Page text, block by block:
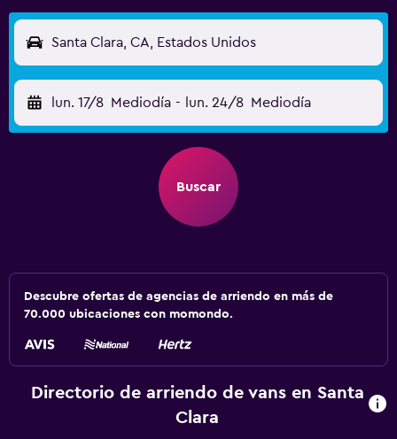
Santa Clara, CA, Estados Unidos
lun. 17/8 Mediodía - lun. 24/8 Mediodía
Buscar
Descubre ofertas de agencias de arriendo en más de
70.000 ubicaciones con momondo.
Directorio de arriendo de vans en Santa
Clara